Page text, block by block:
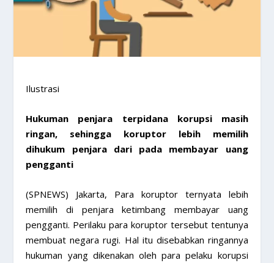
Ilustrasi
Hukuman penjara terpidana korupsi masih
ringan, sehingga koruptor lebih memilih
dihukum penjara dari pada membayar uang
pengganti
(SPNEWS) Jakarta, Para koruptor ternyata lebih
memilih di penjara ketimbang membayar uang
pengganti. Perilaku para koruptor tersebut tentunya
membuat negara rugi. Hal itu disebabkan ringannya
hukuman yang dikenakan oleh para pelaku korupsi